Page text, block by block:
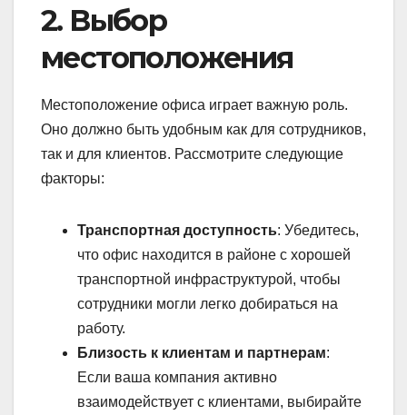
2. Выбор
местоположения
Местоположение офиса играет важную роль.
Оно должно быть удобным как для сотрудников,
так и для клиентов. Рассмотрите следующие
факторы:
Транспортная доступность: Убедитесь,
что офис находится в районе с хорошей
транспортной инфраструктурой, чтобы
сотрудники могли легко добираться на
работу.
Близость к клиентам и партнерам:
Если ваша компания активно
взаимодействует с клиентами, выбирайте